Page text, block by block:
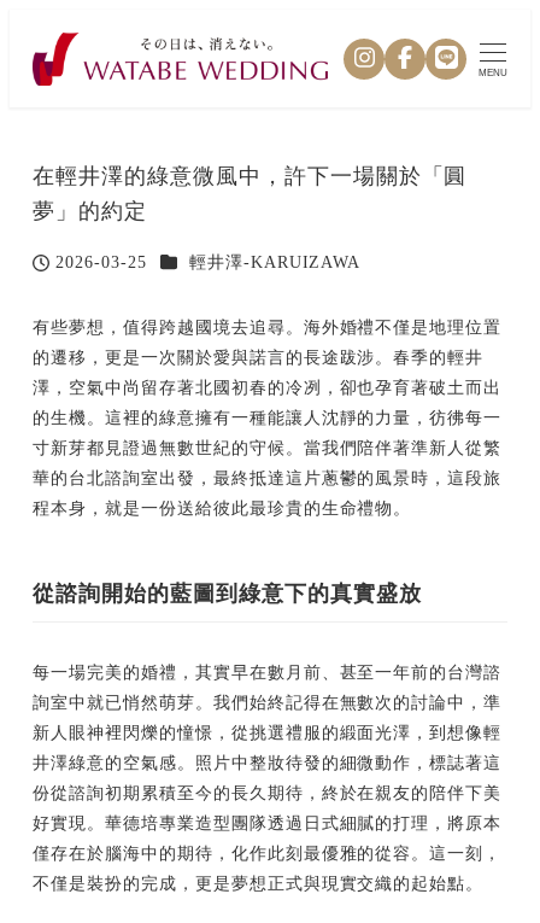
MENU
在輕井澤的綠意微風中，許下一場關於「圓
夢」的約定
投稿日
2026-03-25 カテゴリー
輕井澤-KARUIZAWA
有些夢想，值得跨越國境去追尋。海外婚禮不僅是地理位置
的遷移，更是一次關於愛與諾言的長途跋涉。春季的輕井
澤，空氣中尚留存著北國初春的冷冽，卻也孕育著破土而出
的生機。這裡的綠意擁有一種能讓人沈靜的力量，彷彿每一
寸新芽都見證過無數世紀的守候。當我們陪伴著準新人從繁
華的台北諮詢室出發，最終抵達這片蔥鬱的風景時，這段旅
程本身，就是一份送給彼此最珍貴的生命禮物。
從諮詢開始的藍圖到綠意下的真實盛放
每一場完美的婚禮，其實早在數月前、甚至一年前的台灣諮
詢室中就已悄然萌芽。我們始終記得在無數次的討論中，準
新人眼神裡閃爍的憧憬，從挑選禮服的緞面光澤，到想像輕
井澤綠意的空氣感。照片中整妝待發的細微動作，標誌著這
份從諮詢初期累積至今的長久期待，終於在親友的陪伴下美
好實現。華德培專業造型團隊透過日式細膩的打理，將原本
僅存在於腦海中的期待，化作此刻最優雅的從容。這一刻，
不僅是裝扮的完成，更是夢想正式與現實交織的起始點。